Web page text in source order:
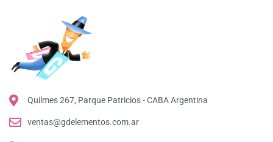
Quilmes 267, Parque Patricios - CABA Argentina
ventas@gdelementos.com.ar